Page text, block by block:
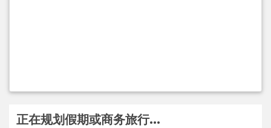
正在规划假期或商务旅行...